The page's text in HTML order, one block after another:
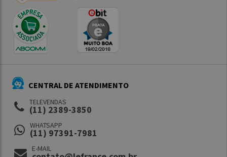
CENTRAL DE ATENDIMENTO
TELEVENDAS
(11) 2389-3850
WHATSAPP
(11) 97391-7981
E-MAIL